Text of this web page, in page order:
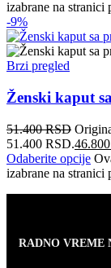
izabrane na stranici
-9%
Brzi pregled
Ženski kaput
51.400RSD
51.400 RSD.46.800
Odaberite opcije
izabrane na stranici
RADNO VREME